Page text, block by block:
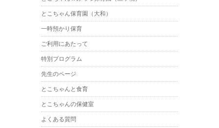
とこちゃん保育園（大和）
一時預かり保育
ご利用にあたって
特別プログラム
先生のページ
とこちゃんと食育
とこちゃんの保健室
よくある質問